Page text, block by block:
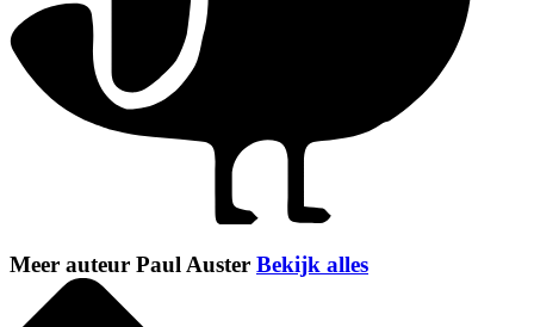
Meer auteur Paul Auster Bekijk alles